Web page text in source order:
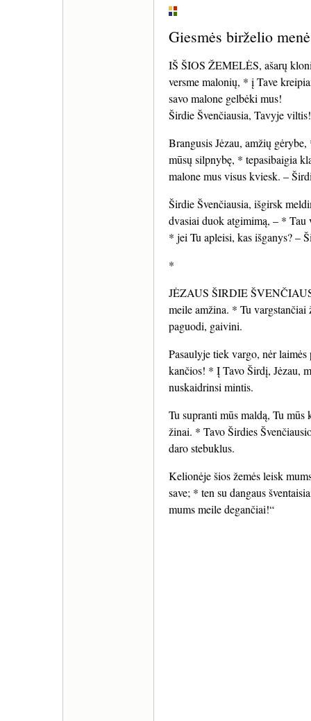
Giesmės birželio
IŠ ŠIOS ŽEMELĖS, ašarų
versme malonių, * į Tave
savo malone gelbėki mus!
Širdie Švenčiausia, Tavyje
Brangusis Jėzau, amžių
mūsų silpnybę, * tepasibaigia
malone mus visus kviesk. –
Širdie Švenčiausia, išgirsk
dvasiai duok atgimimą, – *
* jei Tu apleisi, kas išganys? –
*
JĖZAUS ŠIRDIE
meile amžina. * Tu
paguodi, gaivini.
Pasaulyje tiek vargo, nėr
kančios! * Į Tavo Širdį, Jėzau,
nuskaidrinsi mintis.
Tu supranti mūs maldą, Tu
žinai. * Tavo Širdies
daro stebuklus.
Kelionėje šios žemės leisk
save; * ten su dangaus
mums meile degančiai!“